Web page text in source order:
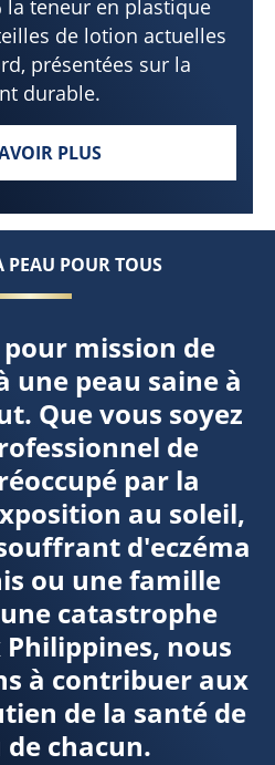
la teneur en plastique
de lotion actuelles
présentées sur la
durable.
PLUS
PRENDRE DES MESURES
PEAU POUR TOUS
mission de
une peau saine à
Que vous soyez
de
par la
au soleil,
d'eczéma
ou une famille
catastrophe
nous
à contribuer aux
de la santé de
de chacun.